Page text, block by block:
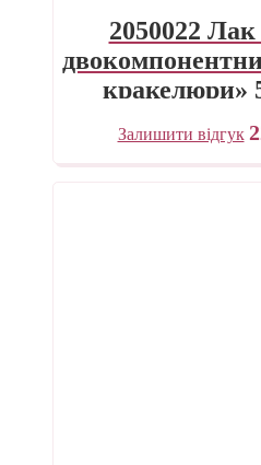
2050022
кракелюри»
Залишити відгук